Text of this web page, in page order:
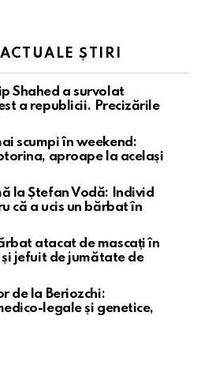
ȘTIRI
Shahed a survolat
a republicii. Precizările
scumpi în weekend:
aproape la același
la Ștefan Vodă: Individ
că a ucis un bărbat în
atacat de mascați în
jefuit de jumătate de
de la Beriozchi:
legale și genetice,